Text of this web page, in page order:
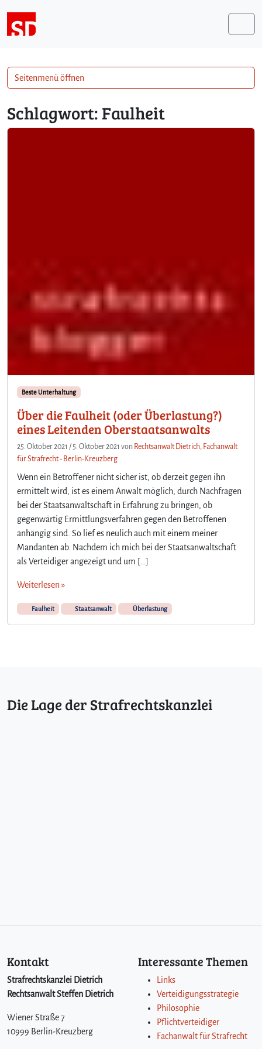
Schlagwort: Faulheit
Beste Unterhaltung
Über die Faulheit (oder Überlastung?)
eines Leitenden Oberstaatsanwalts
25. Oktober 2021 / 5. Oktober 2021 von Rechtsanwalt Dietrich, Fachanwalt
für Strafrecht - Berlin-Kreuzberg
Wenn ein Betroffener nicht sicher ist, ob derzeit gegen ihn
ermittelt wird, ist es einem Anwalt möglich, durch Nachfragen
bei der Staatsanwaltschaft in Erfahrung zu bringen, ob
gegenwärtig Ermittlungsverfahren gegen den Betroffenen
anhängig sind. So lief es neulich auch mit einem meiner
Mandanten ab. Nachdem ich mich bei der Staatsanwaltschaft
als Verteidiger angezeigt und um […]
Weiterlesen »
Faulheit Staatsanwalt Überlastung
Seitenmenü öffnen
Die Lage der Strafrechtskanzlei
Kontakt
Strafrechtskanzlei Dietrich
Rechtsanwalt Steffen Dietrich
Wiener Straße 7
10999 Berlin-Kreuzberg
Interessante Themen
Links
Verteidigungsstrategie
Philosophie
Pflichtverteidiger
Fachanwalt für Strafrecht